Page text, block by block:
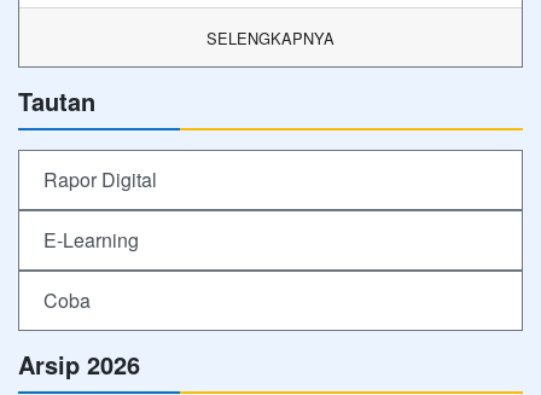
SELENGKAPNYA
Tautan
Rapor Digital
E-Learning
Coba
Arsip 2026